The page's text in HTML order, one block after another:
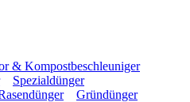
& Kompostbeschleuniger
Spezialdünger
Gründünger